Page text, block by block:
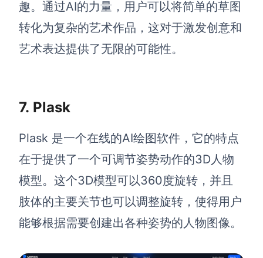
趣。通过AI的力量，用户可以将简单的草图
转化为复杂的艺术作品，这对于激发创意和
艺术表达提供了无限的可能性。
7. Plask
Plask 是一个在线的AI绘图软件，它的特点
在于提供了一个可调节姿势动作的3D人物
模型。这个3D模型可以360度旋转，并且
肢体的主要关节也可以调整旋转，使得用户
能够根据需要创建出各种姿势的人物图像。